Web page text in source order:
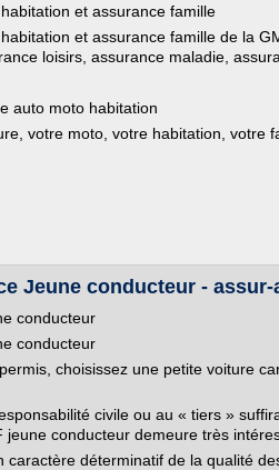
et assurance famille
et assurance famille de la
loisirs, assurance maladie,
auto moto habitation
votre moto, votre habitation, votre
Jeune conducteur - assur-
conducteur
conducteur
choisissez une petite voiture
civile ou au « tiers »
conducteur demeure très
caractère déterminatif de la qualité